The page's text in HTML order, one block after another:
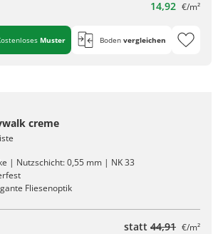
14,92 €/m²
Muster Boden vergleichen
creme
| Nutzschicht: 0,55 mm | NK 33
Fliesenoptik
statt 44,91 €/m²